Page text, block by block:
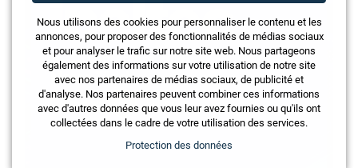
Nous utilisons des cookies pour personnaliser le contenu et les
annonces, pour proposer des fonctionnalités de médias sociaux
et pour analyser le trafic sur notre site web. Nous partageons
également des informations sur votre utilisation de notre site
avec nos partenaires de médias sociaux, de publicité et
d'analyse. Nos partenaires peuvent combiner ces informations
avec d'autres données que vous leur avez fournies ou qu'ils ont
collectées dans le cadre de votre utilisation des services.
Protection des données